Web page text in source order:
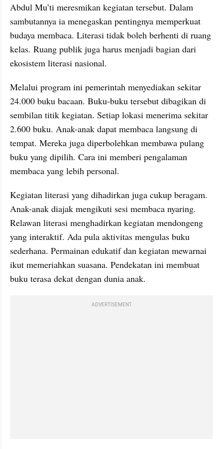
Abdul Mu’ti meresmikan kegiatan tersebut. Dalam
sambutannya ia menegaskan pentingnya memperkuat
budaya membaca. Literasi tidak boleh berhenti di ruang
kelas. Ruang publik juga harus menjadi bagian dari
ekosistem literasi nasional.
Melalui program ini pemerintah menyediakan sekitar
24.000 buku bacaan. Buku-buku tersebut dibagikan di
sembilan titik kegiatan. Setiap lokasi menerima sekitar
2.600 buku. Anak-anak dapat membaca langsung di
tempat. Mereka juga diperbolehkan membawa pulang
buku yang dipilih. Cara ini memberi pengalaman
membaca yang lebih personal.
Kegiatan literasi yang dihadirkan juga cukup beragam.
Anak-anak diajak mengikuti sesi membaca nyaring.
Relawan literasi menghadirkan kegiatan mendongeng
yang interaktif. Ada pula aktivitas mengulas buku
sederhana. Permainan edukatif dan kegiatan mewarnai
ikut memeriahkan suasana. Pendekatan ini membuat
buku terasa dekat dengan dunia anak.
ADVERTISEMENT